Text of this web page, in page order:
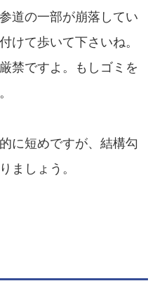
道の一部が崩落してい
けて歩いて下さいね。
禁ですよ。もしゴミを
に短めですが、結構勾
ましょう。